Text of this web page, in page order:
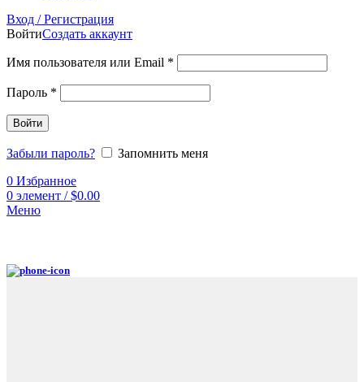
Вход / Регистрация
ВойтиСоздать аккаунт
Имя пользователя или Email *
Пароль *
Войти
Забыли пароль?
Запомнить меня
0 Избранное
0 элемент / $0.00
Меню